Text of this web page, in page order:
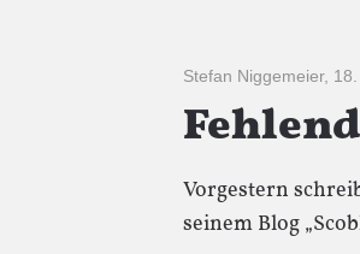
Stefan Niggemeier,
Vorgestern
seinem Blog